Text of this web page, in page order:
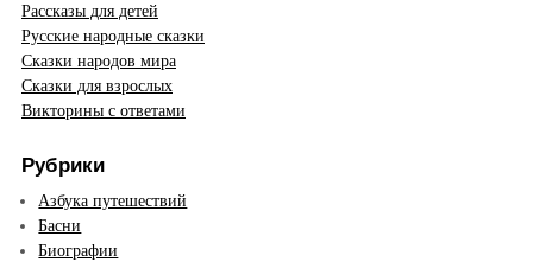
Рассказы для детей
Русские народные сказки
Сказки народов мира
Сказки для взрослых
Викторины с ответами
Рубрики
Азбука путешествий
Басни
Биографии